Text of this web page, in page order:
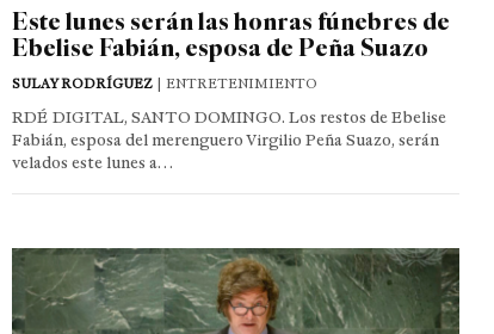
Este lunes serán las honras fúnebres de
Ebelise Fabián, esposa de Peña Suazo
SULAY RODRÍGUEZ | ENTRETENIMIENTO
RDÉ DIGITAL, SANTO DOMINGO. Los restos de Ebelise
Fabián, esposa del merenguero Virgilio Peña Suazo, serán
velados este lunes a…